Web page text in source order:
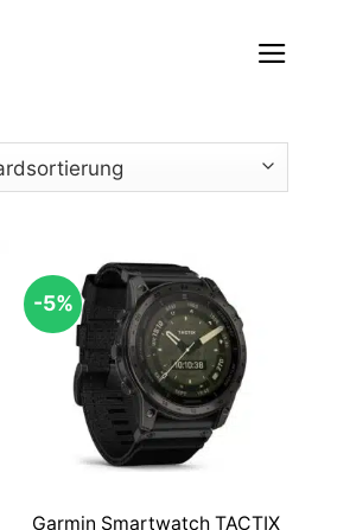
-5%
Garmin Smartwatch TACTIX